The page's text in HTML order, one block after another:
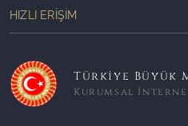
HIZLI ERIŞIM
Türkiye Büyük
Kurumsal